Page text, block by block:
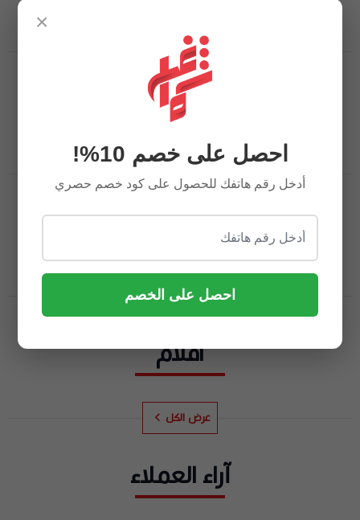
عرض الكل
بشت
عرض الكل
اقلام
عرض الكل
آراء العملاء
×
احصل على خصم 10%!
أدخل رقم هاتفك للحصول على كود خصم حصري
احصل على الخصم